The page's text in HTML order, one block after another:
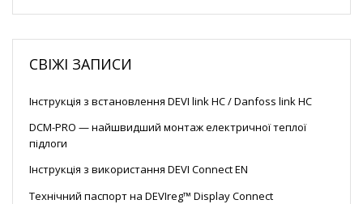
СВІЖІ ЗАПИСИ
Інструкція з встановлення DEVI link HC / Danfoss link HC
DCM-PRO — найшвидший монтаж електричної теплої
підлоги
Інструкція з використання DEVI Connect EN
Технічний паспорт на DEVIreg™ Display Connect